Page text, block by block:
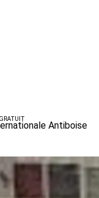
GRATUIT
Antiboise